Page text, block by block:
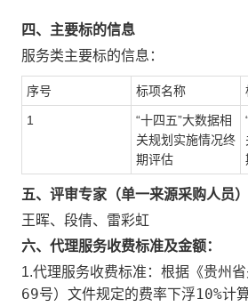
四、主要标的信息
服务类主要标的信息：
序号 标项名称
1
“十四五”大数据相
关规划实施情况终
期评估
五、评审专家（单一来源采购人员）
王晖、段倩、雷彩虹
六、代理服务收费标准及金额：
1.代理服务收费标准： 根据《贵州
69号）文件规定的费率下浮10%计